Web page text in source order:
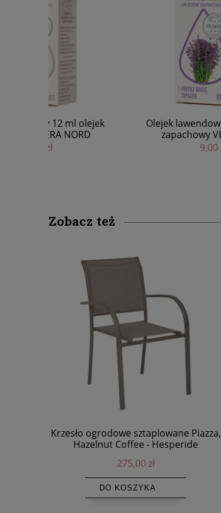
Olejek lawendowy 12 ml olejek
zapachowy VERA NORD
Zobacz też
Krzesło ogrodowe sztaplowane Piazza,
Hazelnut Coffee - Hesperide
275,00 zł
DO KOSZYKA